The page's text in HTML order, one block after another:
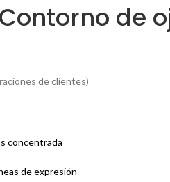
de
de clientes)
concentrada
de expresión